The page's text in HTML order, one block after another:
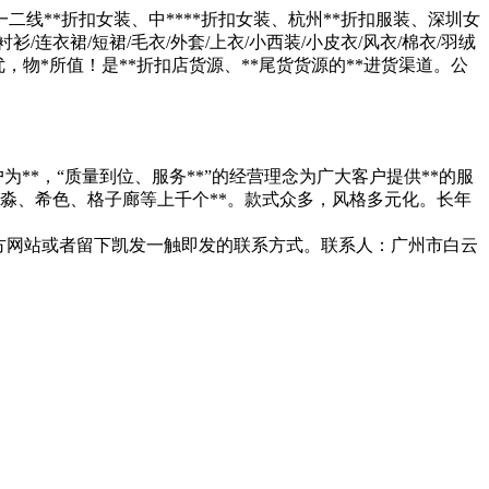
二线**折扣女装、中****折扣女装、杭州**折扣服装、深圳女
/连衣裙/短裙/毛衣/外套/上衣/小西装/小皮衣/风衣/棉衣/羽绒
，物*所值！是**折扣店货源、**尾货货源的**进货渠道。公
**，“质量到位、服务**”的经营理念为广大客户提供**的服
、希色、格子廊等上千个**。款式众多，风格多元化。长年
站或者留下凯发一触即发的联系方式。联系人：广州市白云